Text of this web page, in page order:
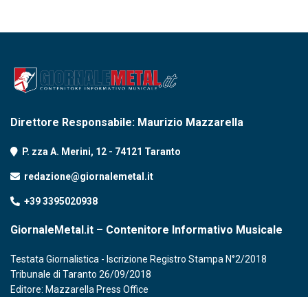
Direttore Responsabile: Maurizio Mazzarella
P. zza A. Merini, 12 - 74121 Taranto
redazione@giornalemetal.it
+39 3395020938
GiornaleMetal.it – Contenitore Informativo Musicale
Testata Giornalistica - Iscrizione Registro Stampa N°2/2018
Tribunale di Taranto 26/09/2018
Editore: Mazzarella Press Office